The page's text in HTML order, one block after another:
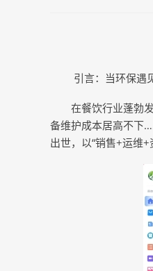
引言：当环保遇
在餐饮行业蓬勃
备维护成本居高不下
出世，以“销售+运维